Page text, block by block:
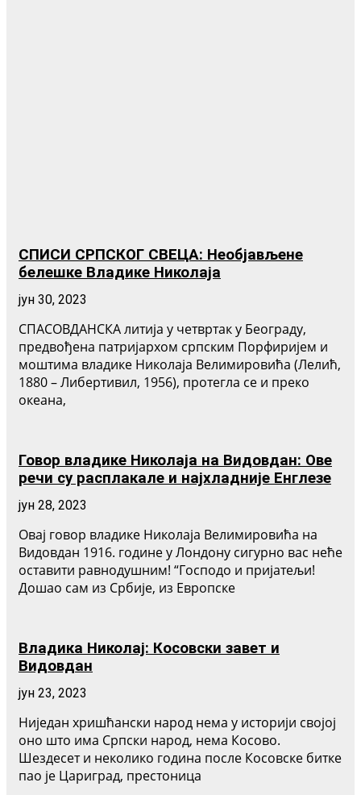
СПИСИ СРПСКОГ СВЕЦА: Необјављене
белешке Владике Николаја
јун 30, 2023
СПАСОВДАНСКА литија у четвртак у Београду,
предвођена патријархом српским Порфиријем и
моштима владике Николаја Велимировића (Лелић,
1880 – Либертивил, 1956), протегла се и преко
океана,
Говор владике Николаја на Видовдан: Ове
речи су расплакале и најхладније Енглезе
јун 28, 2023
Овај говор владике Николаја Велимировића на
Видовдан 1916. године у Лондону сигурно вас неће
оставити равнодушним! “Господо и пријатељи!
Дошао сам из Србије, из Европске
Владика Николај: Косовски завет и
Видовдан
јун 23, 2023
Ниједан хришћански народ нема у историји својој
оно што има Српски народ, нема Косово.
Шездесет и неколико година после Косовске битке
пао је Цариград, престоница